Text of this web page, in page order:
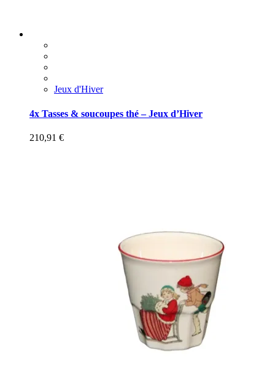
Jeux d'Hiver
4x Tasses & soucoupes thé – Jeux d’Hiver
210,91 €